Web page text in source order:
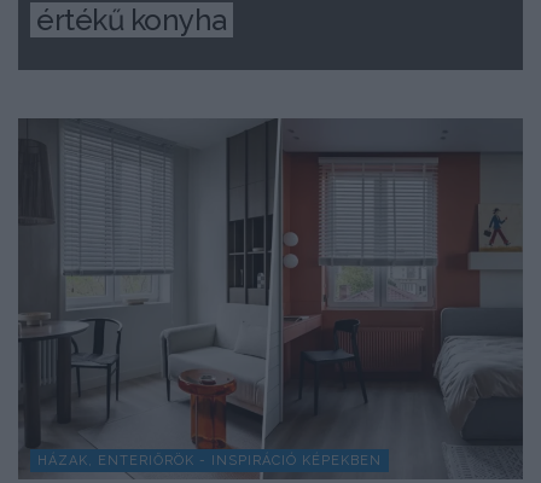
értékű konyha
HÁZAK, ENTERIŐRÖK - INSPIRÁCIÓ KÉPEKBEN